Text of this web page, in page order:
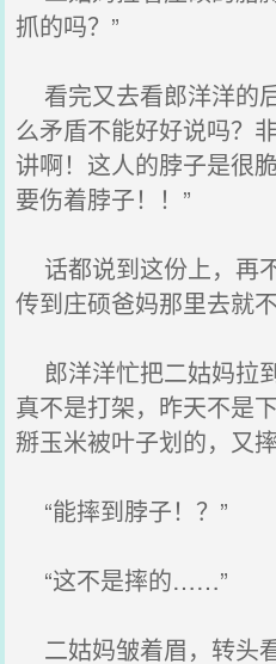
抓的吗？”
看完又去看郎洋洋的
么矛盾不能好好说吗？
讲啊！这人的脖子是很
要伤着脖子！！”
话都说到这份上，再
传到庄硕爸妈那里去就
郎洋洋忙把二姑妈拉
真不是打架，昨天不是
掰玉米被叶子划的，又
“能摔到脖子！？”
“这不是摔的……”
二姑妈皱着眉，转头